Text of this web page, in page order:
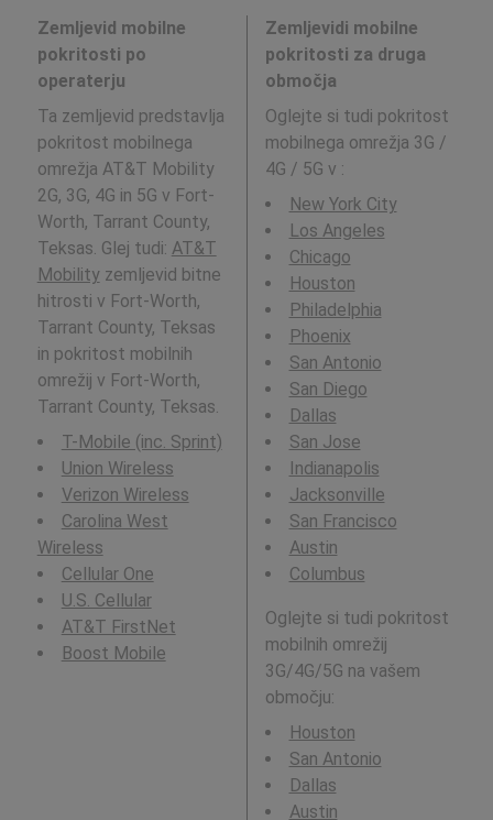
Zemljevid mobilne
pokritosti po
operaterju
Ta zemljevid predstavlja
pokritost mobilnega
omrežja AT&T Mobility
2G, 3G, 4G in 5G v Fort-
Worth, Tarrant County,
Teksas. Glej tudi: AT&T
Mobilityzemljevid bitne
hitrosti v Fort-Worth,
Tarrant County, Teksas
in pokritost mobilnih
omrežij v Fort-Worth,
Tarrant County, Teksas.
T-Mobile (inc. Sprint)
Union Wireless
Verizon Wireless
Carolina West
Wireless
Cellular One
U.S. Cellular
AT&T FirstNet
Boost Mobile
Zemljevidi mobilne
pokritosti za druga
območja
Oglejte si tudi pokritost
mobilnega omrežja 3G /
4G / 5G v :
New York City
Los Angeles
Chicago
Houston
Philadelphia
Phoenix
San Antonio
San Diego
Dallas
San Jose
Indianapolis
Jacksonville
San Francisco
Austin
Columbus
Oglejte si tudi pokritost
mobilnih omrežij
3G/4G/5G na vašem
območju:
Houston
San Antonio
Dallas
Austin